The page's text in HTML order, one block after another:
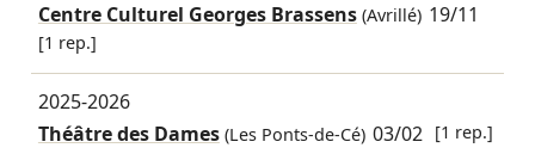
Centre Culturel Georges Brassens(Avrillé) 19/11
[1 rep.]
2025-2026
Théâtre des Dames(Les Ponts-de-Cé) 03/02 [1 rep.]